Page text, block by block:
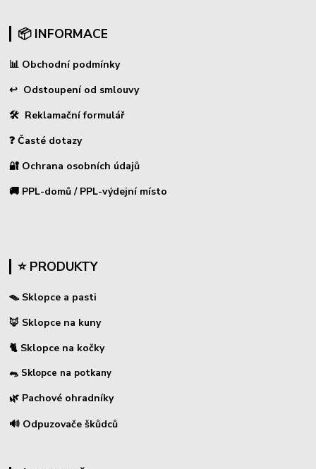
📦 INFORMACE
📊 Obchodní podmínky
↩ Odstoupení od smlouvy
🛠 Reklamační formulář
❓ Časté dotazy
🔐 Ochrana osobních údajů
🚚 PPL-domů / PPL-výdejní místo
⭐ PRODUKTY
🪤 Sklopce a pasti
🦊 Sklopce na kuny
🐈 Sklopce na kočky
🐀 Sklopce na potkany
🌿 Pachové ohradníky
🔊 Odpuzovače škůdců